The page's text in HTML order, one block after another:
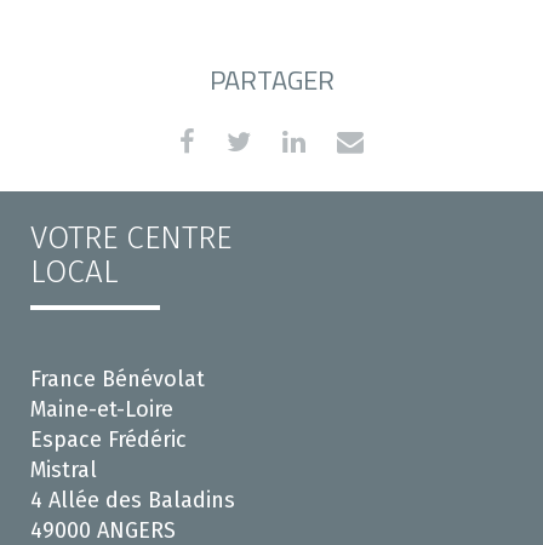
PARTAGER
VOTRE CENTRE
LOCAL
France Bénévolat
Maine-et-Loire
Espace Frédéric
Mistral
4 Allée des Baladins
49000 ANGERS